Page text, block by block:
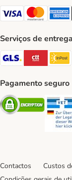
Visa Payment Method
Mastercard
Serviços de entrega
GLS Shipping
Pagamento seguro
Security
Contactos Custos